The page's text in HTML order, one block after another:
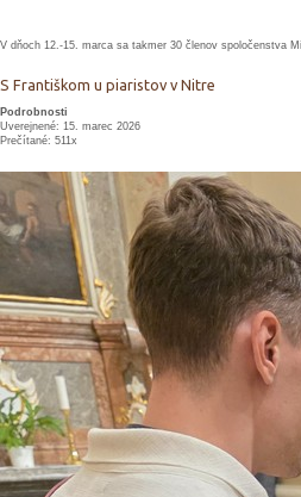
V dňoch 12.-15. marca sa takmer 30 členov spoločenstva
S Františkom u piaristov v Nitre
Podrobnosti
Uverejnené: 15. marec 2026
Prečítané: 511x